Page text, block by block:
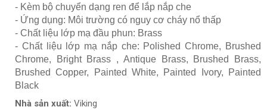
- Kèm bộ chuyển dạng ren để lắp nắp che
- Ứng dụng: Môi trường có nguy cơ cháy nổ thấp
- Chất liệu lớp mạ đầu phun: Brass
- Chất liệu lớp mạ nắp che: Polished Chrome, Brushed
Chrome, Bright Brass , Antique Brass, Brushed Brass,
Brushed Copper, Painted White, Painted Ivory, Painted
Black
Nhà sản xuất: Viking